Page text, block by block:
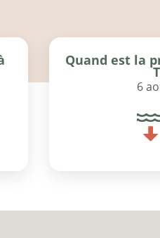
Quand est la
6